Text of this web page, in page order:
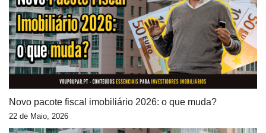
Novo pacote fiscal imobiliário 2026: o que muda?
22 de Maio, 2026